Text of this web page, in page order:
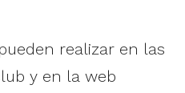
realizar en las
y en la web